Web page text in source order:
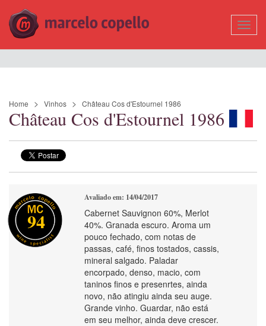
Home Vinhos Château Cos d'Estournel 1986
Château Cos d'Estournel 1986
94
Avaliado em: 14/04/2017
Cabernet Sauvignon 60%, Merlot
40%. Granada escuro. Aroma um
pouco fechado, com notas de
passas, café, finos tostados, cassis,
mineral salgado. Paladar
encorpado, denso, macio, com
taninos finos e presenrtes, ainda
novo, não atingiu ainda seu auge.
Grande vinho. Guardar, não está
em seu melhor, ainda deve crescer.